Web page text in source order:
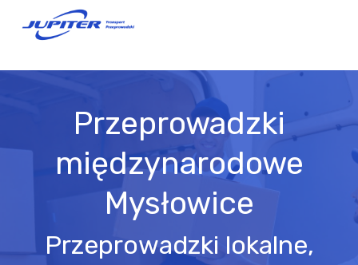
Przeprowadzki
międzynarodowe
Mysłowice
Przeprowadzki lokalne,